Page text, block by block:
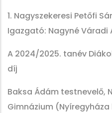
1. Nagyszekeresi Petőfi
Igazgató: Nagyné Váradi
A 2024/2025. tanév
díj
Baksa Ádám testnevelő,
Gimnázium